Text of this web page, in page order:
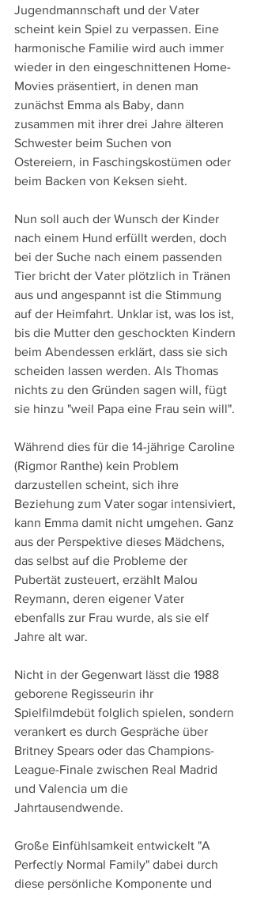
Jugendmannschaft und der Vater
scheint kein Spiel zu verpassen. Eine
harmonische Familie wird auch immer
wieder in den eingeschnittenen Home-
Movies präsentiert, in denen man
zunächst Emma als Baby, dann
zusammen mit ihrer drei Jahre älteren
Schwester beim Suchen von
Ostereiern, in Faschingskostümen oder
beim Backen von Keksen sieht.
Nun soll auch der Wunsch der Kinder
nach einem Hund erfüllt werden, doch
bei der Suche nach einem passenden
Tier bricht der Vater plötzlich in Tränen
aus und angespannt ist die Stimmung
auf der Heimfahrt. Unklar ist, was los ist,
bis die Mutter den geschockten Kindern
beim Abendessen erklärt, dass sie sich
scheiden lassen werden. Als Thomas
nichts zu den Gründen sagen will, fügt
sie hinzu "weil Papa eine Frau sein will".
Während dies für die 14-jährige Caroline
(Rigmor Ranthe) kein Problem
darzustellen scheint, sich ihre
Beziehung zum Vater sogar intensiviert,
kann Emma damit nicht umgehen. Ganz
aus der Perspektive dieses Mädchens,
das selbst auf die Probleme der
Pubertät zusteuert, erzählt Malou
Reymann, deren eigener Vater
ebenfalls zur Frau wurde, als sie elf
Jahre alt war.
Nicht in der Gegenwart lässt die 1988
geborene Regisseurin ihr
Spielfilmdebüt folglich spielen, sondern
verankert es durch Gespräche über
Britney Spears oder das Champions-
League-Finale zwischen Real Madrid
und Valencia um die
Jahrtausendwende.
Große Einfühlsamkeit entwickelt "A
Perfectly Normal Family" dabei durch
diese persönliche Komponente und